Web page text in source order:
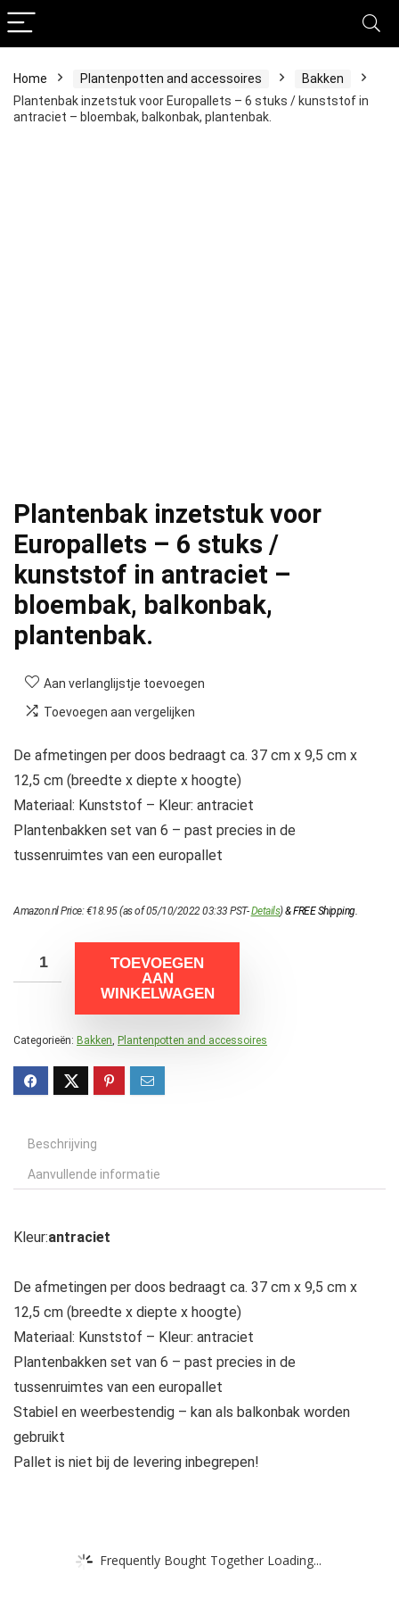
Home Plantenpotten and accessoires
Bakken
Plantenbak inzetstuk voor Europallets – 6 stuks / kunststof in
antraciet – bloembak, balkonbak, plantenbak.
Plantenbak inzetstuk voor
Europallets – 6 stuks /
kunststof in antraciet –
bloembak, balkonbak,
plantenbak.
Aan verlanglijstje toevoegen
Toevoegen aan vergelijken
De afmetingen per doos bedraagt ca. 37 cm x 9,5 cm x
12,5 cm (breedte x diepte x hoogte)
Materiaal: Kunststof – Kleur: antraciet
Plantenbakken set van 6 – past precies in de
tussenruimtes van een europallet
Amazon.nl Price:€18.95(as of 05/10/2022 03:33 PST-Details)&FREE Shipping.
TOEVOEGEN
AAN
WINKELWAGEN
Categorieën: Bakken, Plantenpotten and accessoires
Beschrijving
Aanvullende informatie
Kleur:antraciet
De afmetingen per doos bedraagt ca. 37 cm x 9,5 cm x
12,5 cm (breedte x diepte x hoogte)
Materiaal: Kunststof – Kleur: antraciet
Plantenbakken set van 6 – past precies in de
tussenruimtes van een europallet
Stabiel en weerbestendig – kan als balkonbak worden
gebruikt
Pallet is niet bij de levering inbegrepen!
Frequently Bought Together Loading...